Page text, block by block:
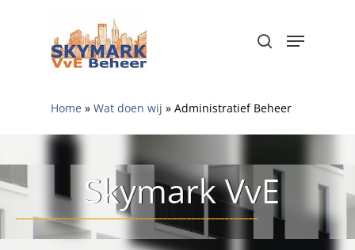
search
Menu
Home » Wat doen wij » Administratief Beheer
___________________________________________________
Skymark VvE